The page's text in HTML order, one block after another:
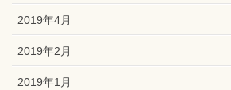
2019年4月
2019年2月
2019年1月